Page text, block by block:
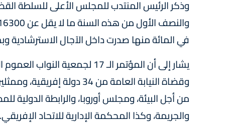
في المائة منها صدرت داخل الآجال الاسترشادية
وقضاة النيابة العامة من 34
من أجل البيئة، ومجلس أوروبا، والرابطة الدولية
والجريمة، وكذا المحكمة الإدارية للاتحاد الإفريقي.